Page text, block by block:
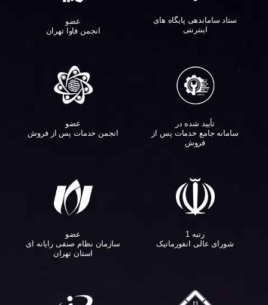
ستاد ساماندهی پایگاه های
اینترنتی
عضو
انجمن فاوا تهران
تأیید شده در
سامانه جامع خدمات پس از
فروش
عضو
انجمن خدمات پس از فروش
رتبه 1
شورای عالی انفورماتیک
عضو
سازمان نظام صنفی رایانه ای
استان تهران